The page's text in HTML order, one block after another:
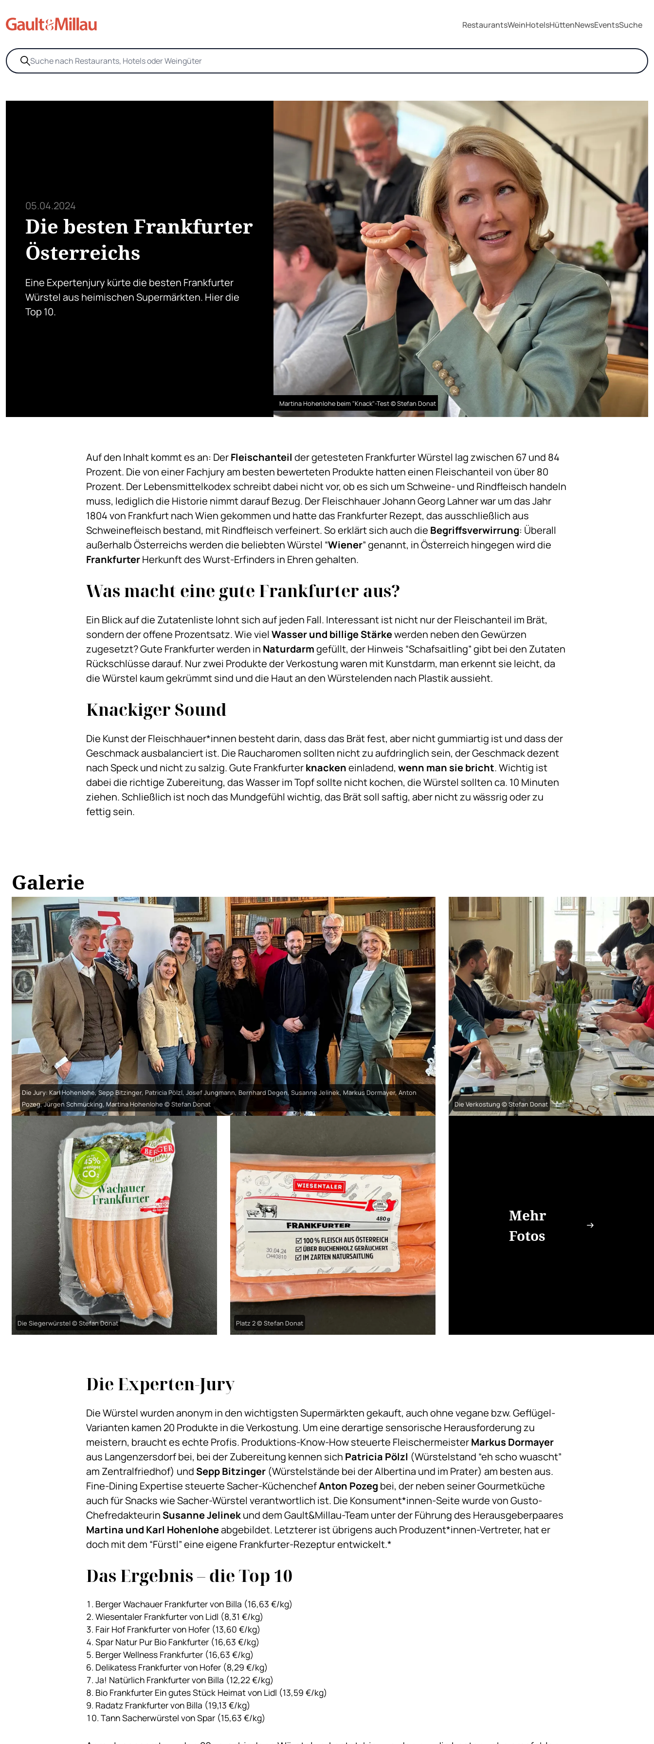
RestaurantsWeinHotelsHüttenNewsEventsSuche
05.04.2024
Die besten Frankfurter
Österreichs
Eine Expertenjury kürte die besten Frankfurter
Würstel aus heimischen Supermärkten. Hier die
Top 10.
Martina Hohenlohe beim "Knack"-Test © Stefan Donat
Auf den Inhalt kommt es an: DerFleischanteil der getesteten Frankfurter Würstel lag zwischen 67 und 84
Prozent. Die von einer Fachjury am besten bewerteten Produkte hatten einen Fleischanteil von über 80
Prozent. Der Lebensmittelkodex schreibt dabei nicht vor, ob es sich um Schweine- und Rindfleisch handeln
muss, lediglich die Historie nimmt darauf Bezug. Der Fleischhauer Johann Georg Lahner war um das Jahr
1804 von Frankfurt nach Wien gekommen und hatte das Frankfurter Rezept, das ausschließlich aus
Schweinefleisch bestand, mit Rindfleisch verfeinert. So erklärt sich auch die Begriffsverwirrung: Überall
außerhalb Österreichs werden die beliebten Würstel “Wiener” genannt, in Österreich hingegen wird die
FrankfurterHerkunft des Wurst-Erfinders in Ehren gehalten.
Was macht eine gute Frankfurter aus?
Ein Blick auf die Zutatenliste lohnt sich auf jeden Fall. Interessant ist nicht nur der Fleischanteil im Brät,
sondern der offene Prozentsatz. Wie viel Wasser und billige Stärkewerden neben den Gewürzen
zugesetzt? Gute Frankfurter werden in Naturdarmgefüllt, der Hinweis “Schafsaitling” gibt bei den Zutaten
Rückschlüsse darauf. Nur zwei Produkte der Verkostung waren mit Kunstdarm, man erkennt sie leicht, da
die Würstel kaum gekrümmt sind und die Haut an den Würstelenden nach Plastik aussieht.
Knackiger Sound
Die Kunst der Fleischhauer*innen besteht darin, dass das Brät fest, aber nicht gummiartig ist und dass der
Geschmack ausbalanciert ist. Die Raucharomen sollten nicht zu aufdringlich sein, der Geschmack dezent
nach Speck und nicht zu salzig. Gute Frankfurterknackeneinladend, wenn man sie bricht. Wichtig ist
dabei die richtige Zubereitung, das Wasser im Topf sollte nicht kochen, die Würstel sollten ca. 10 Minuten
ziehen. Schließlich ist noch das Mundgefühl wichtig, das Brät soll saftig, aber nicht zu wässrig oder zu
fettig sein.
Galerie
Die Jury: Karl Hohenlohe, Sepp Bitzinger, Patricia Pölzl, Josef Jungmann, Bernhard Degen, Susanne Jelinek, Markus Dormayer, Anton
Pozeg, Jürgen Schmücking, Martina Hohenlohe © Stefan Donat
Die Verkostung © Stefan Donat
Die Siegerwürstel © Stefan Donat Platz 2 © Stefan Donat
Mehr
Fotos
Die Experten-Jury
Die Würstel wurden anonym in den wichtigsten Supermärkten gekauft, auch ohne vegane bzw. Geflügel-
Varianten kamen 20 Produkte in die Verkostung. Um eine derartige sensorische Herausforderung zu
meistern, braucht es echte Profis. Produktions-Know-How steuerte FleischermeisterMarkus Dormayer
aus Langenzersdorf bei, bei der Zubereitung kennen sich Patricia Pölzl (Würstelstand “eh scho wuascht”
am Zentralfriedhof) und Sepp Bitzinger (Würstelstände bei der Albertina und im Prater) am besten aus.
Fine-Dining Expertise steuerte Sacher-KüchenchefAnton Pozeg bei, der neben seiner Gourmetküche
auch für Snacks wie Sacher-Würstel verantwortlich ist. Die Konsument*innen-Seite wurde von Gusto-
Chefredakteurin Susanne Jelinekund dem Gault&Millau-Team unter der Führung des Herausgeberpaares
Martina und Karl Hohenloheabgebildet. Letzterer ist übrigens auch Produzent*innen-Vertreter, hat er
doch mit dem “Fürstl” eine eigene Frankfurter-Rezeptur entwickelt.*
Das Ergebnis – die Top 10
Berger Wachauer Frankfurter von Billa (16,63 €/kg)
Wiesentaler Frankfurter von Lidl (8,31 €/kg)
Fair Hof Frankfurter von Hofer (13,60 €/kg)
Spar Natur Pur Bio Fankfurter (16,63 €/kg)
Berger Wellness Frankfurter (16,63 €/kg)
Delikatess Frankfurter von Hofer (8,29 €/kg)
Ja! Natürlich Frankfurter von Billa (12,22 €/kg)
Bio Frankfurter Ein gutes Stück Heimat von Lidl (13,59 €/kg)
Radatz Frankfurter von Billa (19,13 €/kg)
Tann Sacherwürstel von Spar (15,63 €/kg)